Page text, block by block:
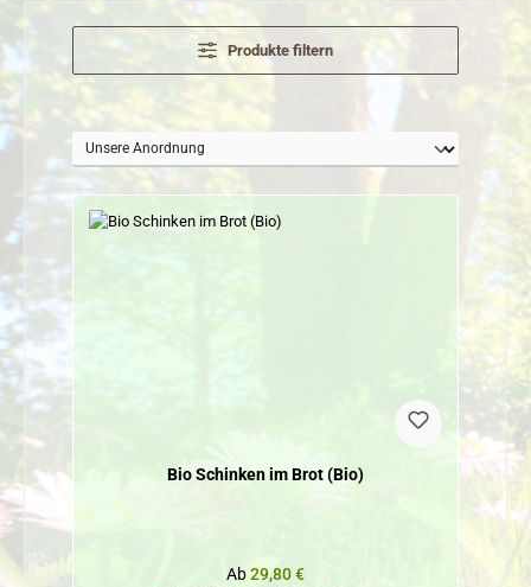
Produkte filtern
Bio Schinken im Brot (Bio)
Regulärer Preis:
Ab29,80 €